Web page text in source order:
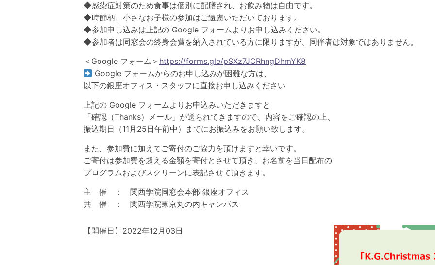
◆感染症対策のため食事は個別に配膳され、お飲み物は自由です。
◆時節柄、小さなお子様の参加はご遠慮いただいております。
◆参加申し込みは上記の Google フォームよりお申し込みください。
◆参加者は同窓会の終身会費を納入されている方に限りますが、同伴者は対象ではありません。
＜Google フォーム＞ https://forms.gle/pSXz7JCRhngDhmYK8
Google フォームからのお申し込みが困難な方は、
以下の銀座オフィス・スタッフに直接お申し込みください
上記の Google フォームよりお申込みいただきますと
「確認（Thanks）メール」が送られてきますので、内容をご確認の上、
振込期日（11月25日午前中）までにお振込みをお願い致します。
また、参加費に加えてご寄付のご協力を頂けますと幸いです。
ご寄付は参加費を超える金額を寄付とさせて頂き、お名前を当日配布の
プログラムおよびスクリーンに表記させて頂きます。
主 催 ： 関西学院同窓会本部 銀座オフィス
共 催 ： 関西学院東京丸の内キャンパス
【開催日】2022年12月03日